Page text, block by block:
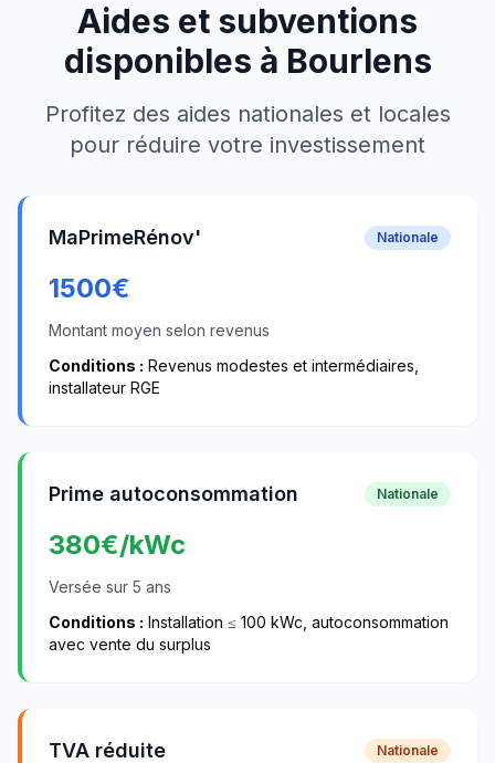
Aides et subventions
disponibles à Bourlens
Profitez des aides nationales et locales
pour réduire votre investissement
MaPrimeRénov' Nationale
1500€
Montant moyen selon revenus
Conditions : Revenus modestes et intermédiaires,
installateur RGE
Prime autoconsommation Nationale
380€/kWc
Versée sur 5 ans
Conditions : Installation ≤ 100 kWc, autoconsommation
avec vente du surplus
TVA réduite Nationale